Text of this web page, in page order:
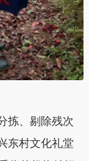
拣、剔除残次
东村文化礼堂